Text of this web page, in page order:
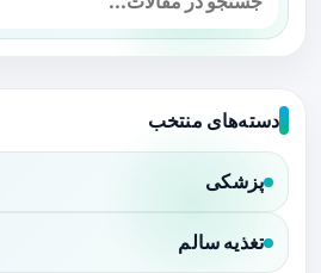
دسته‌های منتخب
پزشکی
تغذیه سالم